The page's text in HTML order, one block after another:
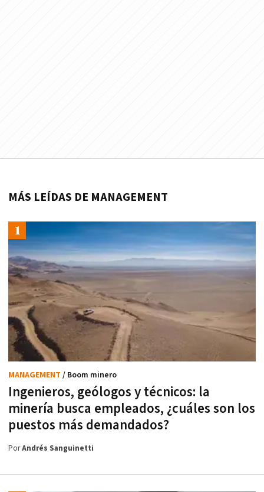
MÁS LEÍDAS DE MANAGEMENT
Ingenieros, geólogos y técnicos: la
minería busca empleados, ¿cuáles son los
puestos más demandados?
MANAGEMENT / Boom minero
PorAndrés Sanguinetti